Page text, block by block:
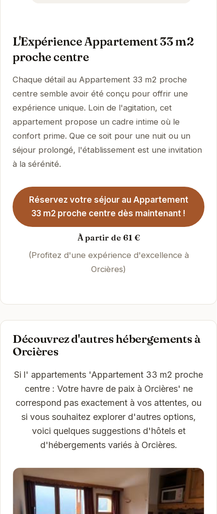
L'Expérience Appartement 33 m2
proche centre
Chaque détail au Appartement 33 m2 proche
centre semble avoir été conçu pour offrir une
expérience unique. Loin de l'agitation, cet
appartement propose un cadre intime où le
confort prime. Que ce soit pour une nuit ou un
séjour prolongé, l'établissement est une invitation
à la sérénité.
Réservez votre séjour au Appartement
33 m2 proche centre dès maintenant !
À partir de 61 €
(Profitez d'une expérience d'excellence à
Orcières)
Découvrez d'autres hébergements à
Orcières
Si l' appartements 'Appartement 33 m2 proche
centre : Votre havre de paix à Orcières' ne
correspond pas exactement à vos attentes, ou
si vous souhaitez explorer d'autres options,
voici quelques suggestions d'hôtels et
d'hébergements variés à Orcières.